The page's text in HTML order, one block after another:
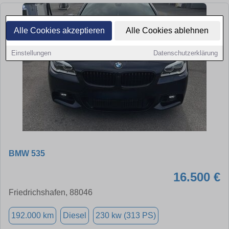
Alle Cookies akzeptieren Alle Cookies ablehnen
Einstellungen Datenschutzerklärung
BMW 535
16.500 €
Friedrichshafen, 88046
192.000 km Diesel 230 kw (313 PS)